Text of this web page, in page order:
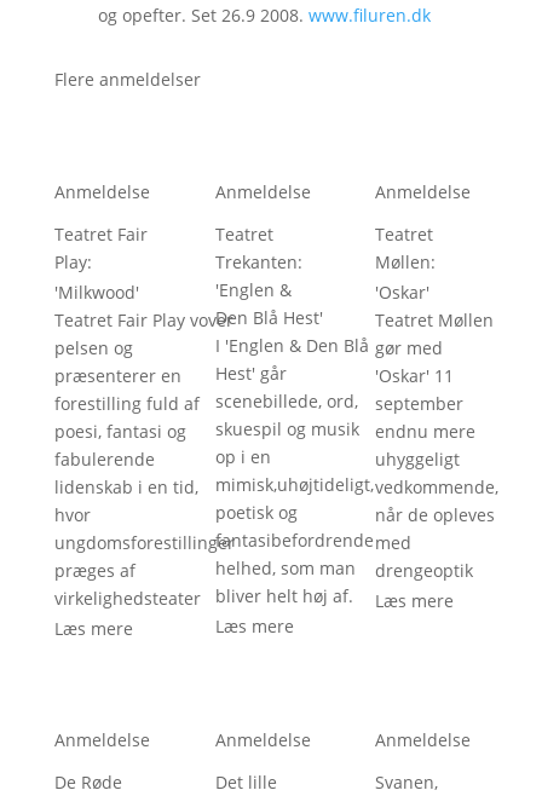
og opefter. Set 26.9 2008. www.filuren.dk
Flere anmeldelser
Anmeldelse
Teatret Fair
Play:
'Milkwood'
Teatret Fair Play vover
pelsen og
præsenterer en
forestilling fuld af
poesi, fantasi og
fabulerende
lidenskab i en tid,
hvor
ungdomsforestillinger
præges af
virkelighedsteater
Læs mere
Anmeldelse
Teatret
Trekanten:
'Englen &
Den Blå Hest'
I 'Englen & Den Blå
Hest' går
scenebillede, ord,
skuespil og musik
op i en
mimisk,uhøjtideligt,
poetisk og
fantasibefordrende
helhed, som man
bliver helt høj af.
Læs mere
Anmeldelse
Teatret
Møllen:
'Oskar'
Teatret Møllen
gør med
'Oskar' 11
september
endnu mere
uhyggeligt
vedkommende,
når de opleves
med
drengeoptik
Læs mere
Anmeldelse
De Røde
Anmeldelse
Det lille
Anmeldelse
Svanen,